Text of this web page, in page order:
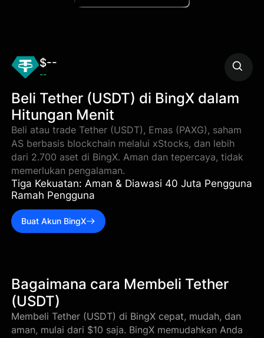
$--
--
Beli Tether (USDT) di BingX dalam
Hitungan Menit
Beli atau trade Tether (USDT), Emas (PAXG), saham
AS berbasis blockchain melalui xStocks, dan lebih
dari 2.700 aset di BingX. Aman dan tepercaya, tidak
memerlukan pengalaman.
Tiga Kekuatan: Aman & Diawasi 40 Juta Pengguna
Ramah Pengguna
Buat Akun BingX
Bagaimana cara Membeli Tether
(USDT)
Membeli Tether (USDT) di BingX cepat, mudah, dan
aman, mulai dari $10 saja. BingX memudahkan Anda